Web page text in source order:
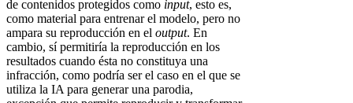
de contenidos protegidos como input, esto es,
como material para entrenar el modelo, pero no
ampara su reproducción en el output. En
cambio, sí permitiría la reproducción en los
resultados cuando ésta no constituya una
infracción, como podría ser el caso en el que se
utiliza la IA para generar una parodia,